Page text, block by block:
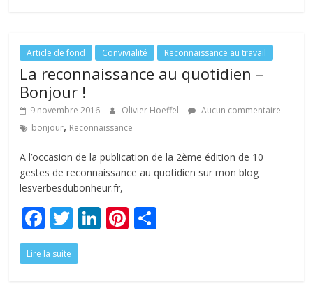
o
o
k
dI
n
st er
Article de fond Convivialité Reconnaissance au travail
La reconnaissance au quotidien –
Bonjour !
9 novembre 2016 Olivier Hoeffel
Aucun commentaire
bonjour, Reconnaissance
A l’occasion de la publication de la 2ème édition de 10
gestes de reconnaissance au quotidien sur mon blog
lesverbesdubonheur.fr,
F
ac
e
T
w
itt
Li Pi
Lire la suite